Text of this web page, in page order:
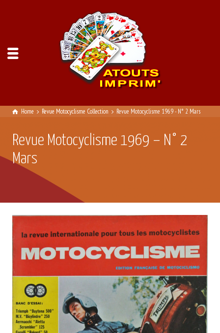
Home Revue Motocyclisme Collection Revue Motocyclisme 1969 - N° 2 Mars
Revue Motocyclisme 1969 – N° 2
Mars